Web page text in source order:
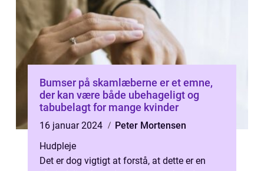
Bumser på skamlæberne er et emne,
der kan være både ubehageligt og
tabubelagt for mange kvinder
16 januar 2024
Peter Mortensen
Hudpleje
Det er dog vigtigt at forstå, at dette er en